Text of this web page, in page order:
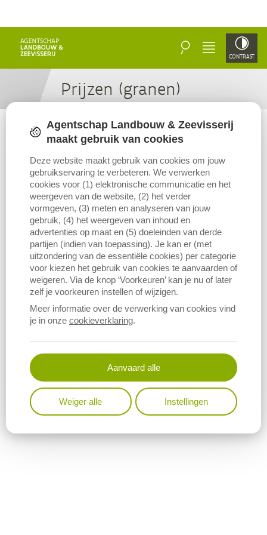
ZOEKEN MENU CONTRAST
Prij­zen (gra­nen)
Agentschap Landbouw & Zeevisserij
maakt gebruik van cookies
Deze website maakt gebruik van cookies om jouw
gebruikservaring te verbeteren. We verwerken
cookies voor (1) elektronische communicatie en het
weergeven van de website, (2) het verder
vormgeven, (3) meten en analyseren van jouw
gebruik, (4) het weergeven van inhoud en
advertenties op maat en (5) doeleinden van derde
partijen (indien van toepassing). Je kan er (met
uitzondering van de essentiële cookies) per categorie
voor kiezen het gebruik van cookies te aanvaarden of
weigeren. Via de knop ‘Voorkeuren’ kan je nu of later
zelf je voorkeuren instellen of wijzigen.
Meer informatie over de verwerking van cookies vind
je in onze cookieverklaring.
Aanvaard alle
Weiger alle Instellingen